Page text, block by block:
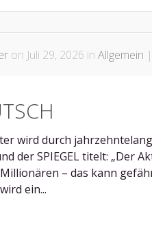
on Juli 29, 2026 in Allgemein |
wird durch
der SPIEGEL titelt: „Der
– das kann
ein...